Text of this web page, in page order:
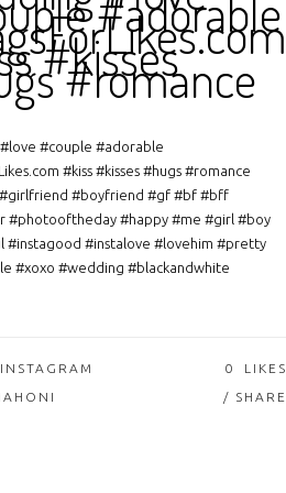
#kisses
#romance
#couple #adorable
#kiss #kisses #hugs #romance
#boyfriend #gf #bf #bff
#photooftheday #happy #me #girl #boy
#instagood #instalove #lovehim #pretty
#xoxo #wedding #blackandwhite
INSTAGRAM
0
LIKES
SHARE